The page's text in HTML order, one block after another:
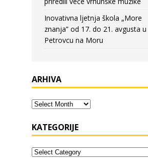
Inovativna ljetnja škola „More
znanja” od 17. do 21. avgusta u
Petrovcu na Moru
ARHIVA
KATEGORIJE